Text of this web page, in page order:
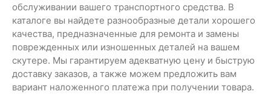
обслуживании вашего транспортного средства. В
каталоге вы найдете разнообразные детали хорошего
качества, предназначенные для ремонта и замены
поврежденных или изношенных деталей на вашем
скутере. Мы гарантируем адекватную цену и быструю
доставку заказов, а также можем предложить вам
вариант наложенного платежа при получении товара.